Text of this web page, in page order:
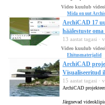
Video kuulub
Mida on uut
ArchiCAD 17
häälestuste
13 aastat tagasi ·
Video kuulub
Ehitusmaterjalid
ArchiCAD
Visualiseeritud
15 aastat tagasi ·
ArchiCAD
Järgnevad